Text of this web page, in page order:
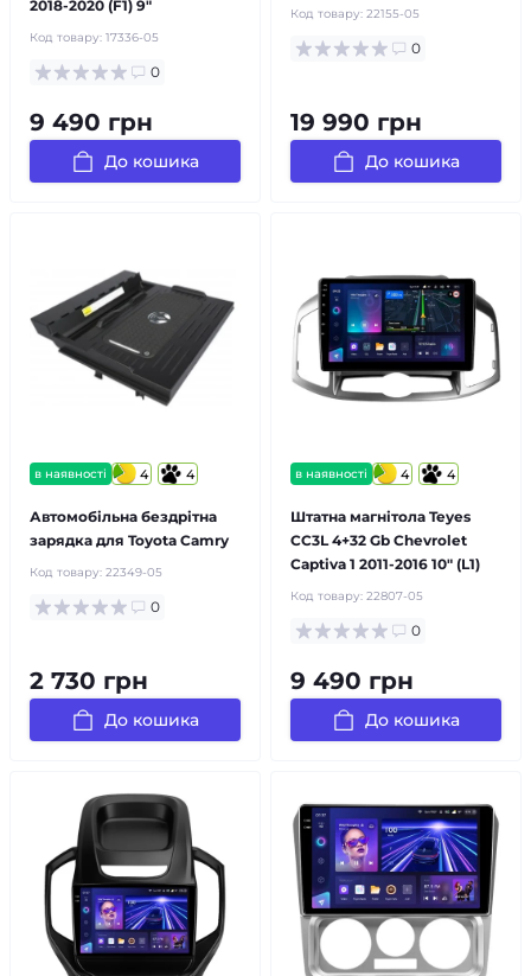
2018-2020 (F1) 9"
Код товару: 17336-05
0
9 490 грн
До кошика
Код товару: 22155-05
0
19 990 грн
До кошика
в наявності 4 4
Автомобільна бездрітна
зарядка для Toyota Camry
Код товару: 22349-05
0
2 730 грн
До кошика
в наявності 4 4
Штатна магнітола Teyes
CC3L 4+32 Gb Chevrolet
Captiva 1 2011-2016 10" (L1)
Код товару: 22807-05
0
9 490 грн
До кошика